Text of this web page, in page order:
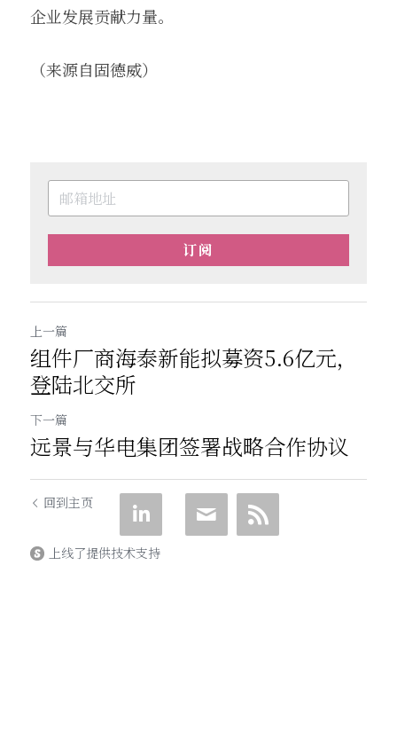
企业发展贡献力量。
（来源自固德威）
订阅
上一篇
组件厂商海泰新能拟募资5.6亿元，
登陆北交所
下一篇
远景与华电集团签署战略合作协议
回到主页
上线了提供技术支持